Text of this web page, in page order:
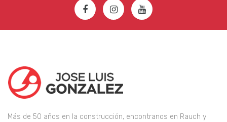
Más de 50 años en la construcción, encontranos en Rauch y